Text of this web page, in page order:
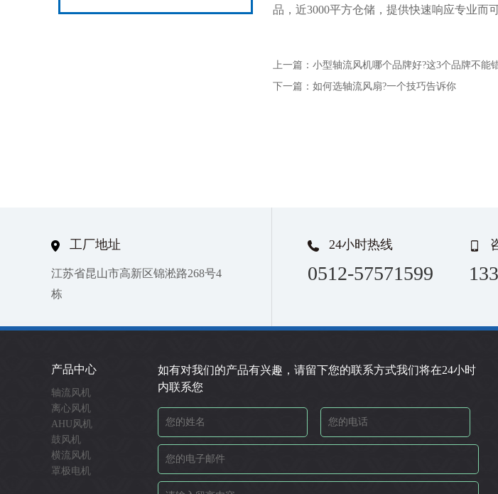
品，近3000平方仓储，提供快速响应专业而
上一篇： 小型轴流风机哪个品牌好?这3个品牌不能
下一篇： 如何选轴流风扇?一个技巧告诉你
工厂地址
江苏省昆山市高新区锦淞路268号4
栋
24小时热线
0512-57571599
产品中心
轴流风机
离心风机
AHU风机
鼓风机
横流风机
罩极电机
如有对我们的产品有兴趣，请留下您的联系方式我们将在24小时
内联系您